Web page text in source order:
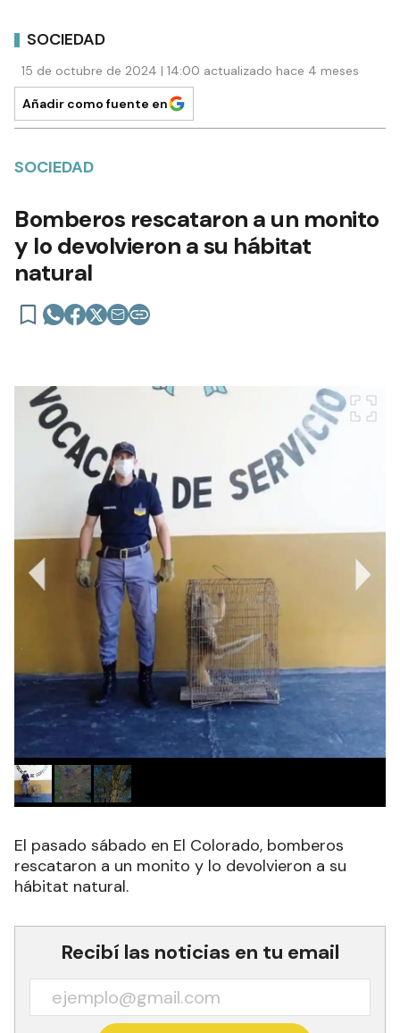
SOCIEDAD
15 de octubre de 2024 | 14:00 actualizado hace 4 meses
Añadir como fuente en
SOCIEDAD
Bomberos rescataron a un monito
y lo devolvieron a su hábitat
natural
El pasado sábado en El Colorado, bomberos
rescataron a un monito y lo devolvieron a su
hábitat natural.
Recibí las noticias en tu email